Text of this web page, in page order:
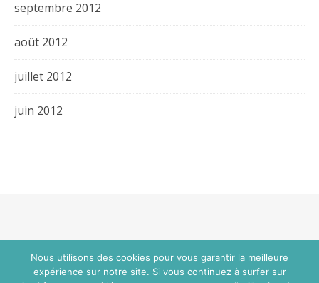
septembre 2012
août 2012
juillet 2012
juin 2012
Nous utilisons des cookies pour vous garantir la meilleure
expérience sur notre site. Si vous continuez à surfer sur